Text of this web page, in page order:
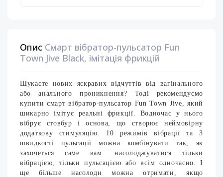
Опис Смарт вібратор-пульсатор Fun
Town Jive Black, імітація фрикцій
Шукаєте нових яскравих відчуттів від вагінального
або анального проникнення? Тоді рекомендуємо
купити смарт вібратор-пульсатор Fun Town Jive, який
шикарно імітує реальні фрикції. Водночас у нього
вібрує стовбур і основа, що створює неймовірну
додаткову стимуляцію. 10 режимів вібрації та 3
швидкості пульсації можна комбінувати так, як
захочеться саме вам: насолоджуватися тільки
вібрацією, тільки пульсацією або всім одночасно. І
ще більше насолоди можна отримати, якщо